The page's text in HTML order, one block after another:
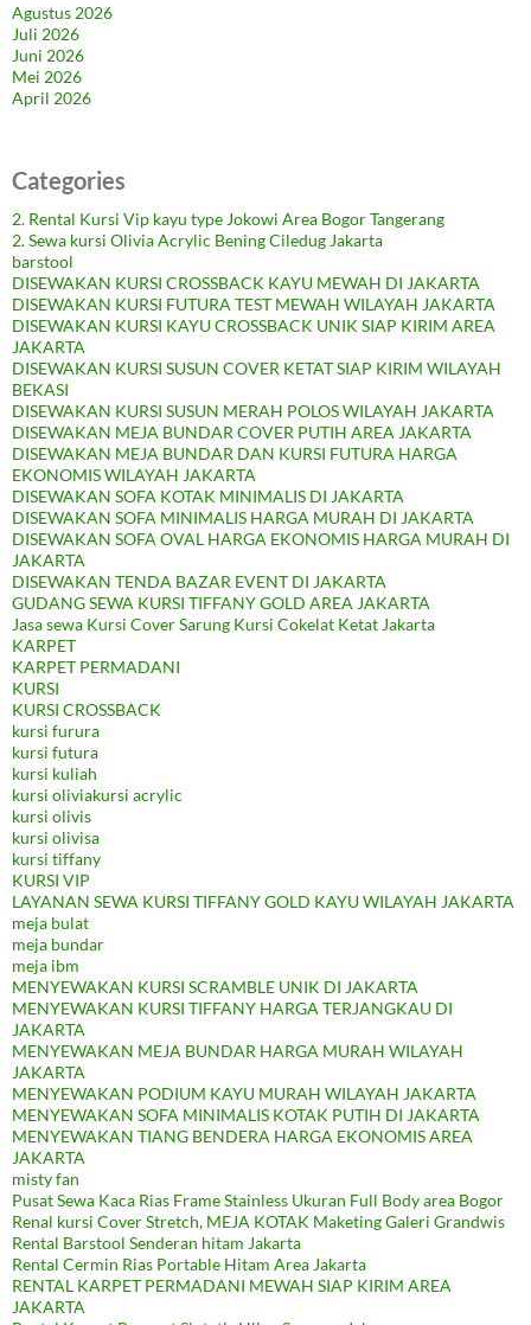
Agustus 2026
Juli 2026
Juni 2026
Mei 2026
April 2026
Categories
2. Rental Kursi Vip kayu type Jokowi Area Bogor Tangerang
2. Sewa kursi Olivia Acrylic Bening Ciledug Jakarta
barstool
DISEWAKAN KURSI CROSSBACK KAYU MEWAH DI JAKARTA
DISEWAKAN KURSI FUTURA TEST MEWAH WILAYAH JAKARTA
DISEWAKAN KURSI KAYU CROSSBACK UNIK SIAP KIRIM AREA
JAKARTA
DISEWAKAN KURSI SUSUN COVER KETAT SIAP KIRIM WILAYAH
BEKASI
DISEWAKAN KURSI SUSUN MERAH POLOS WILAYAH JAKARTA
DISEWAKAN MEJA BUNDAR COVER PUTIH AREA JAKARTA
DISEWAKAN MEJA BUNDAR DAN KURSI FUTURA HARGA
EKONOMIS WILAYAH JAKARTA
DISEWAKAN SOFA KOTAK MINIMALIS DI JAKARTA
DISEWAKAN SOFA MINIMALIS HARGA MURAH DI JAKARTA
DISEWAKAN SOFA OVAL HARGA EKONOMIS HARGA MURAH DI
JAKARTA
DISEWAKAN TENDA BAZAR EVENT DI JAKARTA
GUDANG SEWA KURSI TIFFANY GOLD AREA JAKARTA
Jasa sewa Kursi Cover Sarung Kursi Cokelat Ketat Jakarta
KARPET
KARPET PERMADANI
KURSI
KURSI CROSSBACK
kursi furura
kursi futura
kursi kuliah
kursi oliviakursi acrylic
kursi olivis
kursi olivisa
kursi tiffany
KURSI VIP
LAYANAN SEWA KURSI TIFFANY GOLD KAYU WILAYAH JAKARTA
meja bulat
meja bundar
meja ibm
MENYEWAKAN KURSI SCRAMBLE UNIK DI JAKARTA
MENYEWAKAN KURSI TIFFANY HARGA TERJANGKAU DI
JAKARTA
MENYEWAKAN MEJA BUNDAR HARGA MURAH WILAYAH
JAKARTA
MENYEWAKAN PODIUM KAYU MURAH WILAYAH JAKARTA
MENYEWAKAN SOFA MINIMALIS KOTAK PUTIH DI JAKARTA
MENYEWAKAN TIANG BENDERA HARGA EKONOMIS AREA
JAKARTA
misty fan
Pusat Sewa Kaca Rias Frame Stainless Ukuran Full Body area Bogor
Renal kursi Cover Stretch, MEJA KOTAK Maketing Galeri Grandwis
Rental Barstool Senderan hitam Jakarta
Rental Cermin Rias Portable Hitam Area Jakarta
RENTAL KARPET PERMADANI MEWAH SIAP KIRIM AREA
JAKARTA